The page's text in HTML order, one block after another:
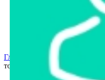
Арестованное
Реестр несостоявшихся
Реестр переоценок
Государственное
Главная страница
торгов